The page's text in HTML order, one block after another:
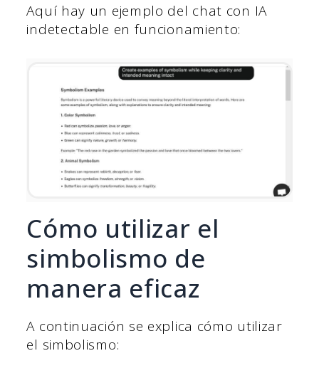
Aquí hay un ejemplo del chat con IA
indetectable en funcionamiento:
Cómo utilizar el
simbolismo de
manera eficaz
A continuación se explica cómo utilizar
el simbolismo: